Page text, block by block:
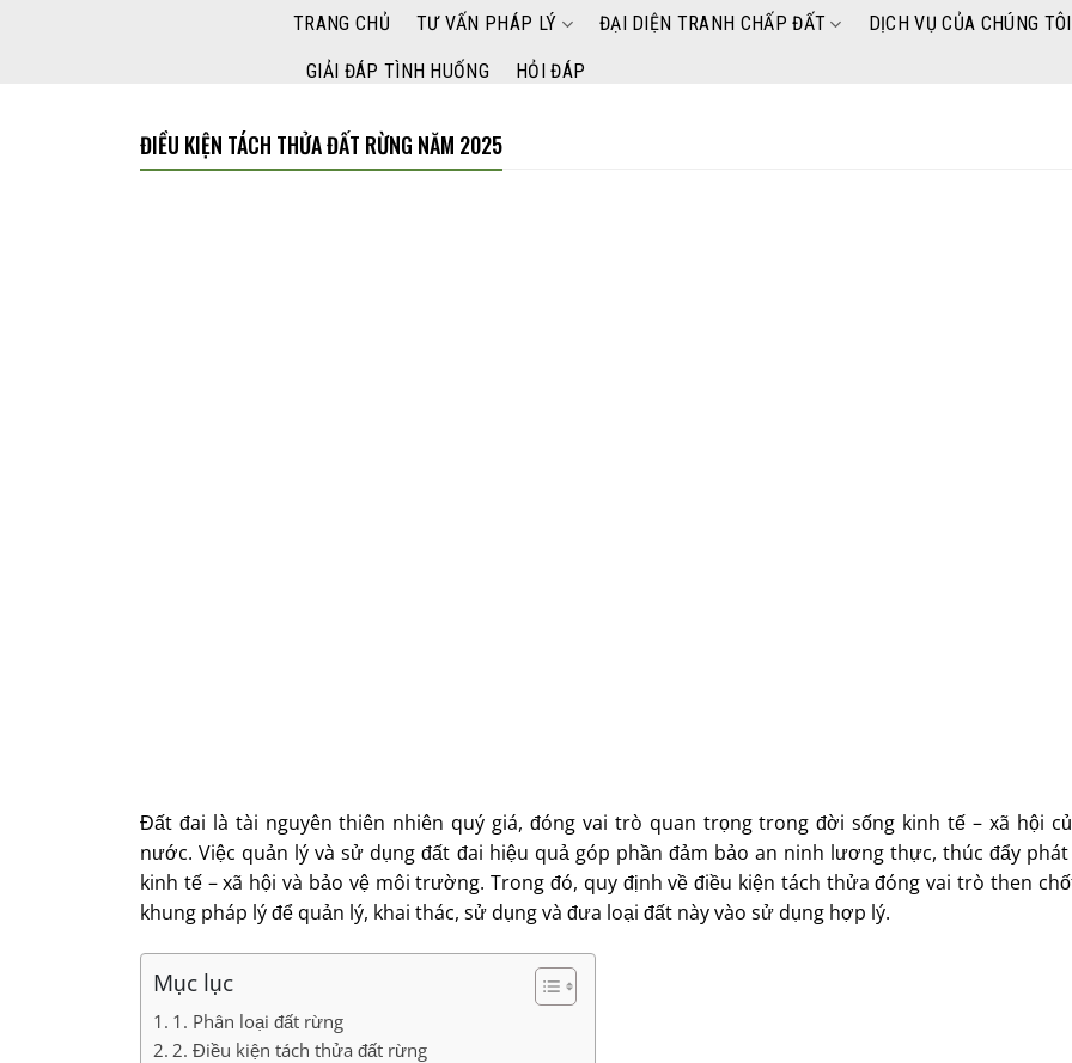
TRANG CHỦ TƯ VẤN PHÁP LÝ ĐẠI DIỆN TRANH CHẤP ĐẤT DỊCH VỤ CỦA CHÚNG TÔI
GIẢI ĐÁP TÌNH HUỐNG HỎI ĐÁP
ĐIỀU KIỆN TÁCH THỬA ĐẤT RỪNG NĂM 2025
Đất đai là tài nguyên thiên nhiên quý giá, đóng vai trò quan trọng trong đời sống kinh tế – xã hội
nước. Việc quản lý và sử dụng đất đai hiệu quả góp phần đảm bảo an ninh lương thực, thúc đẩy
kinh tế – xã hội và bảo vệ môi trường. Trong đó, quy định về điều kiện tách thửa đóng vai trò then
khung pháp lý để quản lý, khai thác, sử dụng và đưa loại đất này vào sử dụng hợp lý.
Mục lục
1. Phân loại đất rừng
2. Điều kiện tách thửa đất rừng